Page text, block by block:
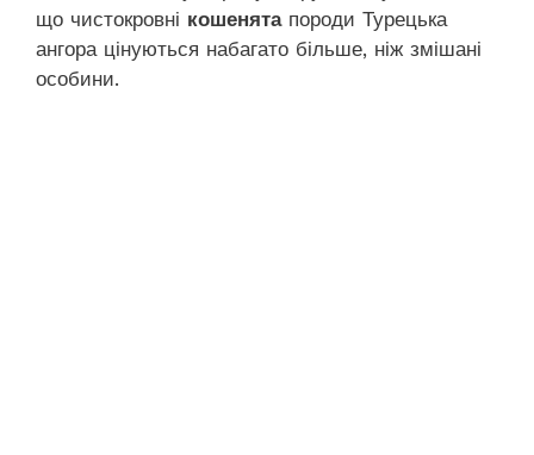
що чистокровні кошенятапороди Турецька
ангора цінуються набагато більше, ніж змішані
особини.